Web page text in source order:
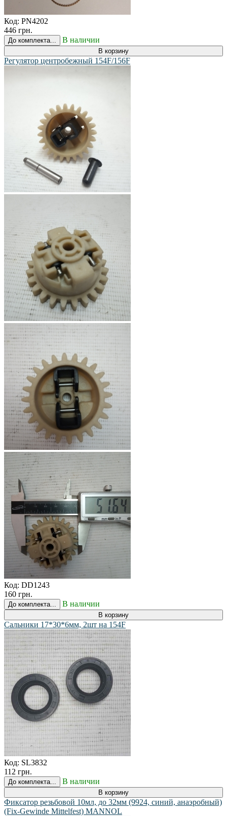
Код: PN4202
446 грн.
До комплекта... В наличии
В корзину
Регулятор центробежный 154F/156F
Код: DD1243
160 грн.
До комплекта... В наличии
В корзину
Сальники 17*30*6мм, 2шт на 154F
Код: SL3832
112 грн.
До комплекта... В наличии
В корзину
Фиксатор резьбовой 10мл, до 32мм (9924, синий, анаэробный)
(Fix-Gewinde Mittelfest) MANNOL